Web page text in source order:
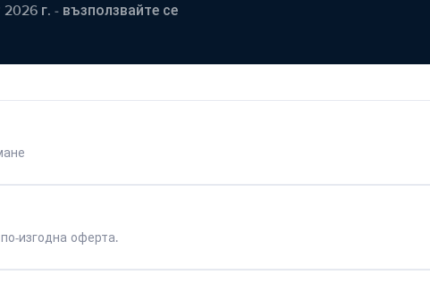
г. - възползвайте се
изгодна оферта.